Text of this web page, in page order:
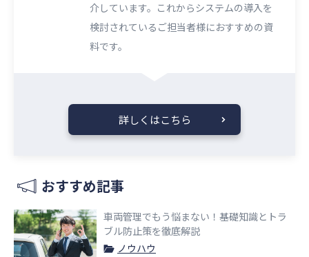
介しています。これからシステムの導入を
検討されているご担当者様におすすめの資
料です。
詳しくはこちら
おすすめ記事
車両管理でもう悩まない！基礎知識とトラ
ブル防止策を徹底解説
ノウハウ